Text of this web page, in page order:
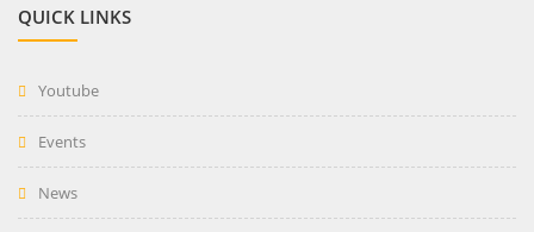
QUICK LINKS
Youtube
Events
News